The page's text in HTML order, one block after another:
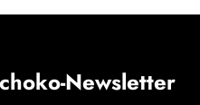
Newsletter